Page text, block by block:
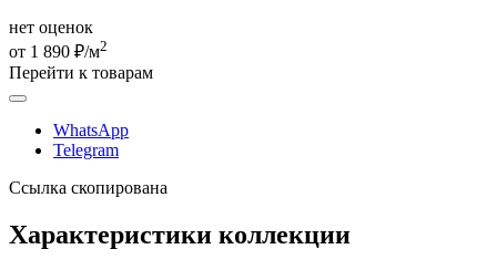
нет оценок
от 1 890 ₽/м2
Перейти к товарам
WhatsApp
Telegram
Ссылка скопирована
Характеристики коллекции